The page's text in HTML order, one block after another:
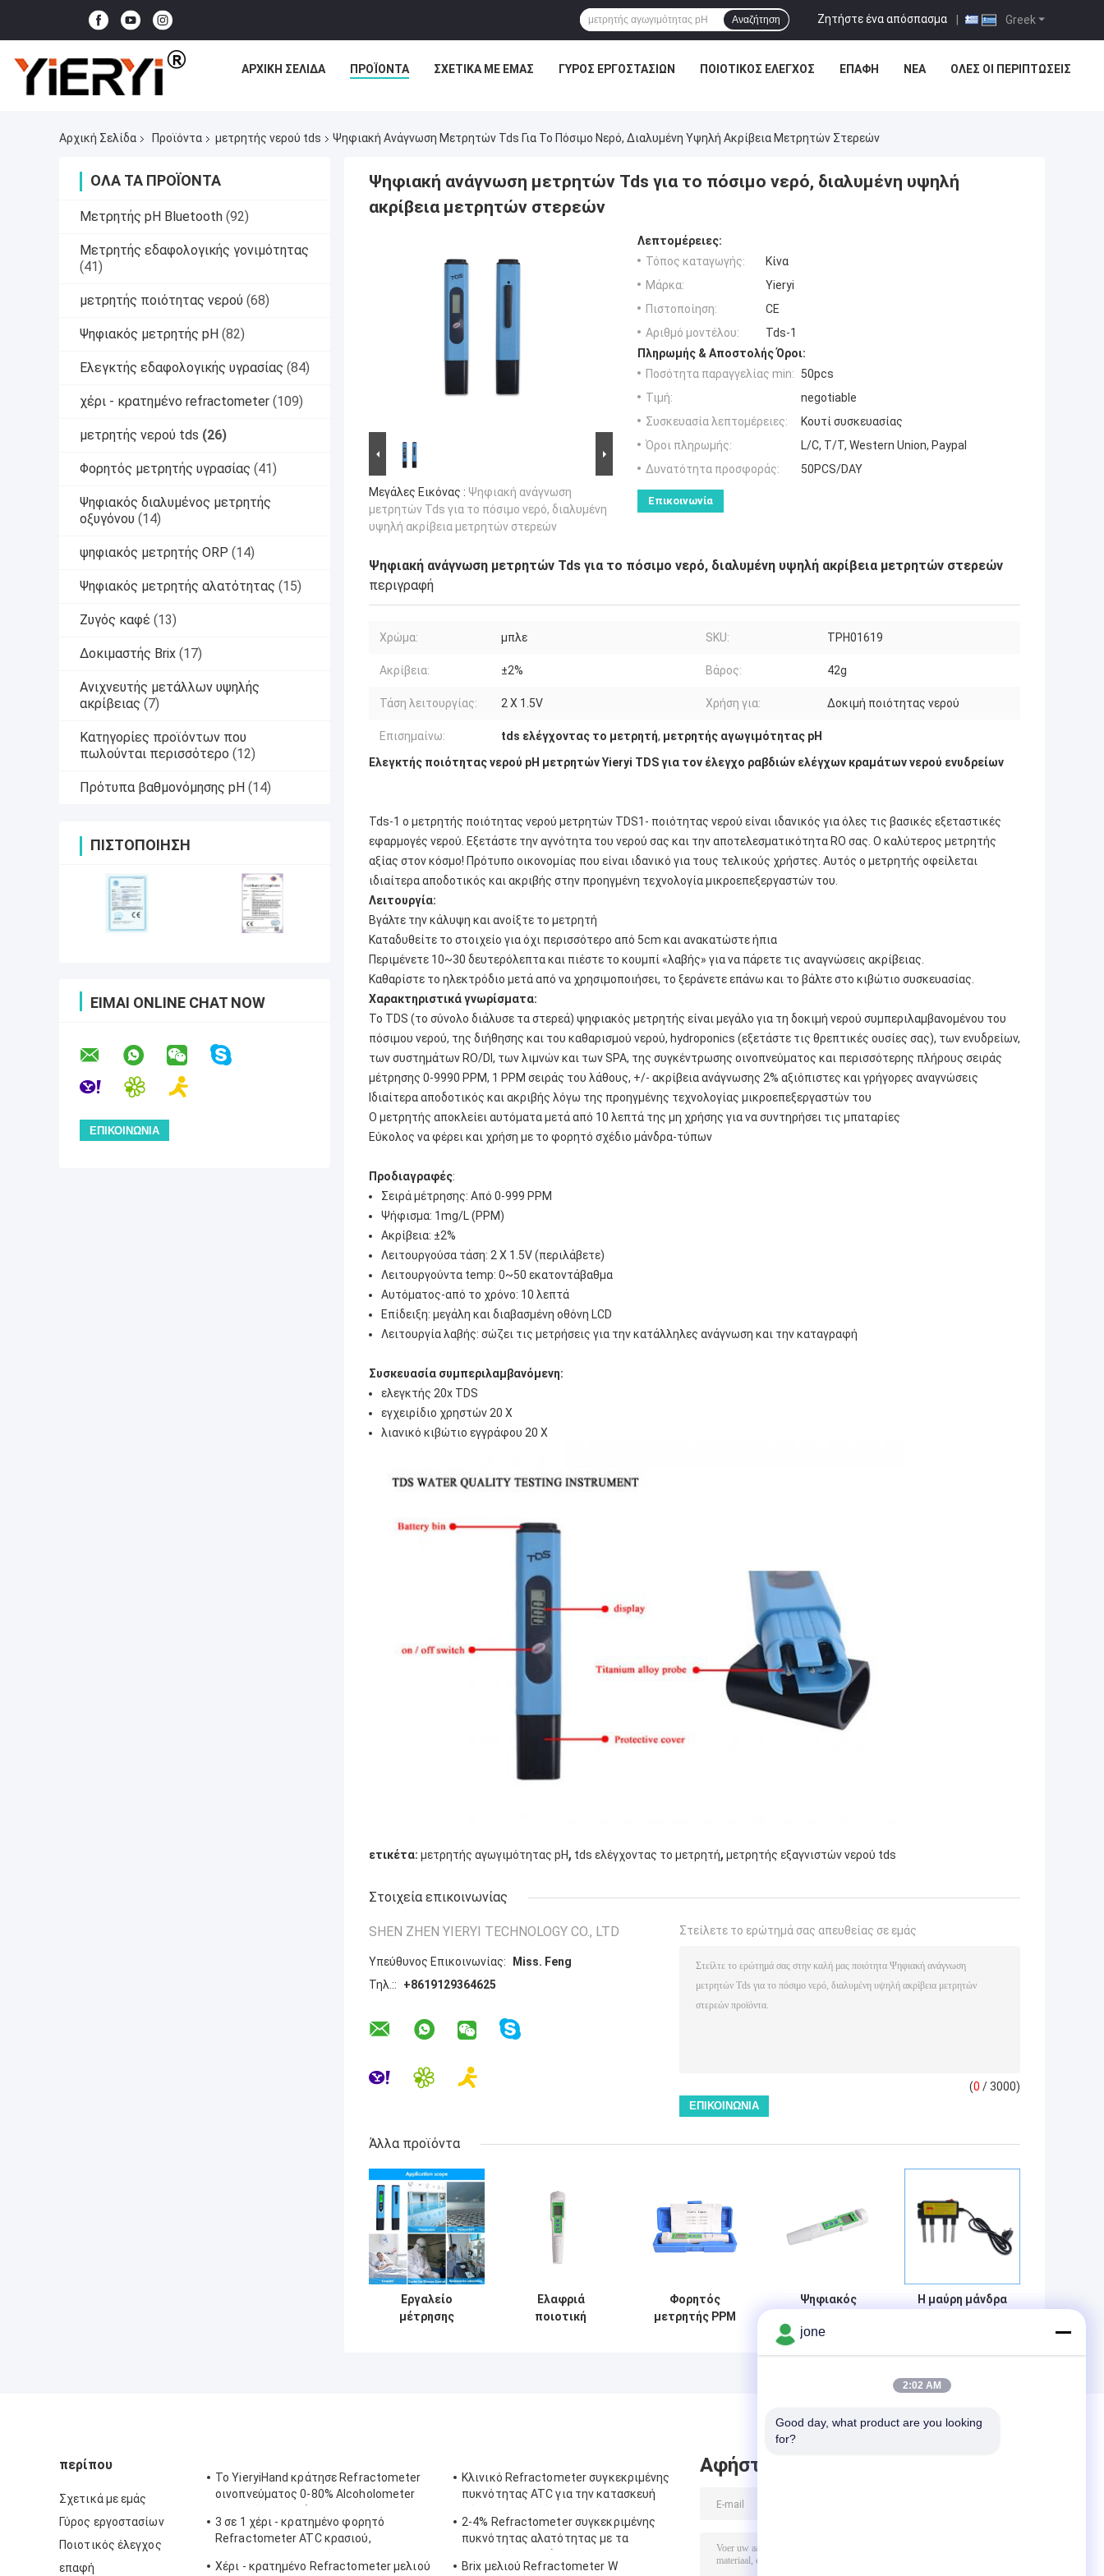
Greek
Ζητήστε ένα απόσπασμα |
Αναζήτηση
ΑΡΧΙΚΉ ΣΕΛΊΔΑ ΠΡΟΪΌΝΤΑ ΣΧΕΤΙΚΆ ΜΕ ΕΜΆΣ ΓΎΡΟΣ ΕΡΓΟΣΤΑΣΊΩΝ ΠΟΙΟΤΙΚΌΣ ΈΛΕΓΧΟΣ ΕΠΑΦΉ ΝΈΑ ΌΛΕΣ ΟΙ ΠΕΡΙΠΤΏΣΕΙΣ
Αρχική Σελίδα Προϊόντα μετρητής νερού tds Ψηφιακή Ανάγνωση Μετρητών Tds Για Το Πόσιμο Νερό, Διαλυμένη Υψηλή Ακρίβεια Μετρητών Στερεών
ΌΛΑ ΤΑ ΠΡΟΪΌΝΤΑ
Μετρητής pH Bluetooth (92)
Μετρητής εδαφολογικής γονιμότητας
(41)
μετρητής ποιότητας νερού (68)
Ψηφιακός μετρητής pH (82)
Ελεγκτής εδαφολογικής υγρασίας (84)
χέρι - κρατημένο refractometer (109)
μετρητής νερού tds (26)
Φορητός μετρητής υγρασίας (41)
Ψηφιακός διαλυμένος μετρητής
οξυγόνου (14)
ψηφιακός μετρητής ORP (14)
Ψηφιακός μετρητής αλατότητας (15)
Ζυγός καφέ (13)
Δοκιμαστής Brix (17)
Ανιχνευτής μετάλλων υψηλής
ακρίβειας (7)
Κατηγορίες προϊόντων που
πωλούνται περισσότερο (12)
Πρότυπα βαθμονόμησης pH (14)
ΠΙΣΤΟΠΟΊΗΣΗ
ΕΊΜΑΙ ONLINE CHAT NOW
Ψηφιακή ανάγνωση μετρητών Tds για το πόσιμο νερό, διαλυμένη υψηλή
ακρίβεια μετρητών στερεών
Μεγάλες Εικόνας : Ψηφιακή ανάγνωση
μετρητών Tds για το πόσιμο νερό, διαλυμένη
υψηλή ακρίβεια μετρητών στερεών
Λεπτομέρειες:
Τόπος καταγωγής:
Κίνα
Μάρκα:
Yieryi
Πιστοποίηση:
CE
Αριθμό μοντέλου:
Tds-1
Πληρωμής & Αποστολής Όροι:
Ποσότητα παραγγελίας min:
50pcs
Τιμή:
negotiable
Συσκευασία λεπτομέρειες:
Κουτί συσκευασίας
Όροι πληρωμής:
L/C, T/T, Western Union, Paypal
Δυνατότητα προσφοράς:
50PCS/DAY
Επικοινωνία
Ψηφιακή ανάγνωση μετρητών Tds για το πόσιμο νερό, διαλυμένη υψηλή ακρίβεια μετρητών στερεών
περιγραφή
Χρώμα: μπλε SKU: TPH01619
Ακρίβεια: ±2% Βάρος: 42g
Τάση λειτουργίας: 2 Χ 1.5V Χρήση για: Δοκιμή ποιότητας νερού
Επισημαίνω: tds ελέγχοντας το μετρητή, μετρητής αγωγιμότητας pH
Ελεγκτής ποιότητας νερού pH μετρητών Yieryi TDS για τον έλεγχο ραβδιών ελέγχων κραμάτων νερού ενυδρείων
Tds-1 ο μετρητής ποιότητας νερού μετρητών TDS1- ποιότητας νερού είναι ιδανικός για όλες τις βασικές εξεταστικές
εφαρμογές νερού. Εξετάστε την αγνότητα του νερού σας και την αποτελεσματικότητα RO σας. Ο καλύτερος μετρητής
αξίας στον κόσμο! Πρότυπο οικονομίας που είναι ιδανικό για τους τελικούς χρήστες. Αυτός ο μετρητής οφείλεται
ιδιαίτερα αποδοτικός και ακριβής στην προηγμένη τεχνολογία μικροεπεξεργαστών του.
Λειτουργία:
Βγάλτε την κάλυψη και ανοίξτε το μετρητή
Καταδυθείτε το στοιχείο για όχι περισσότερο από 5cm και ανακατώστε ήπια
Περιμένετε 10~30 δευτερόλεπτα και πιέστε το κουμπί «λαβής» για να πάρετε τις αναγνώσεις ακρίβειας.
Καθαρίστε το ηλεκτρόδιο μετά από να χρησιμοποιήσει, το ξεράνετε επάνω και το βάλτε στο κιβώτιο συσκευασίας.
Χαρακτηριστικά γνωρίσματα:
Το TDS (το σύνολο διάλυσε τα στερεά) ψηφιακός μετρητής είναι μεγάλο για τη δοκιμή νερού συμπεριλαμβανομένου του
πόσιμου νερού, της διήθησης και του καθαρισμού νερού, hydroponics (εξετάστε τις θρεπτικές ουσίες σας), των ενυδρείων,
των συστημάτων RO/DI, των λιμνών και των SPA, της συγκέντρωσης οινοπνεύματος και περισσότερης πλήρους σειράς
μέτρησης 0-9990 PPM, 1 PPM σειράς του λάθους, +/- ακρίβεια ανάγνωσης 2% αξιόπιστες και γρήγορες αναγνώσεις
Ιδιαίτερα αποδοτικός και ακριβής λόγω της προηγμένης τεχνολογίας μικροεπεξεργαστών του
Ο μετρητής αποκλείει αυτόματα μετά από 10 λεπτά της μη χρήσης για να συντηρήσει τις μπαταρίες
Εύκολος να φέρει και χρήση με το φορητό σχέδιο μάνδρα-τύπων
Προδιαγραφές:
Σειρά μέτρησης: Από 0-999 PPM
Ψήφισμα: 1mg/L (PPM)
Ακρίβεια: ±2%
Λειτουργούσα τάση: 2 Χ 1.5V (περιλάβετε)
Λειτουργούντα temp: 0~50 εκατοντάβαθμα
Αυτόματος-από το χρόνο: 10 λεπτά
Επίδειξη: μεγάλη και διαβασμένη οθόνη LCD
Λειτουργία λαβής: σώζει τις μετρήσεις για την κατάλληλες ανάγνωση και την καταγραφή
Συσκευασία συμπεριλαμβανόμενη:
ελεγκτής 20x TDS
εγχειρίδιο χρηστών 20 Χ
λιανικό κιβώτιο εγγράφου 20 Χ
ετικέτα: μετρητής αγωγιμότητας pH, tds ελέγχοντας το μετρητή, μετρητής εξαγνιστών νερού tds
Στοιχεία επικοινωνίας
SHEN ZHEN YIERYI TECHNOLOGY CO., LTD
Υπεύθυνος Επικοινωνίας:
Miss. Feng
Τηλ.::
+8619129364625
Στείλετε το ερώτημά σας απευθείας σε εμάς
(0 / 3000)
Άλλα προϊόντα
Εργαλείο
μέτρησης
Ελαφριά
ποιοτική
Φορητός
μετρητής PPM
Ψηφιακός
πόσιμου νερού
LCD
Η μαύρη μάνδρα
ΗΠΑ συνδέει την
περίπου
Σχετικά με εμάς
Γύρος εργοστασίων
Ποιοτικός έλεγχος
επαφή
Το YieryiHand κράτησε Refractometer
οινοπνεύματος 0-80% Alcoholometer
3 σε 1 χέρι - κρατημένο φορητό
Refractometer ATC κρασιού,
Χέρι - κρατημένο Refractometer μελιού
Κλινικό Refractometer συγκεκριμένης
πυκνότητας ATC για την κατασκευή
2-4% Refractometer συγκεκριμένης
πυκνότητας αλατότητας με τα
Brix μελιού Refractometer W
Αφήστε μήνυμα
jone
2:02 AM
Good day, what product are you looking
for?